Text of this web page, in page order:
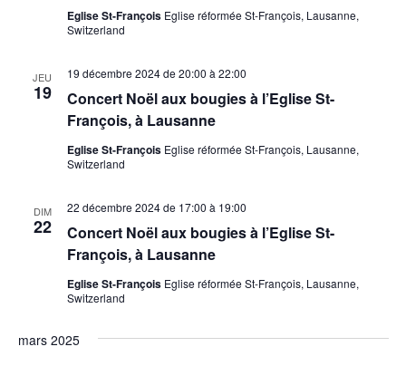
Eglise St-François Eglise réformée St-François, Lausanne,
Switzerland
JEU
19
Concert Noël aux bougies à l’Eglise St-
François, à Lausanne
19 décembre 2024 de 20:00 à 22:00
Eglise St-François Eglise réformée St-François, Lausanne,
Switzerland
DIM
22
Concert Noël aux bougies à l’Eglise St-
François, à Lausanne
22 décembre 2024 de 17:00 à 19:00
Eglise St-François Eglise réformée St-François, Lausanne,
Switzerland
mars 2025